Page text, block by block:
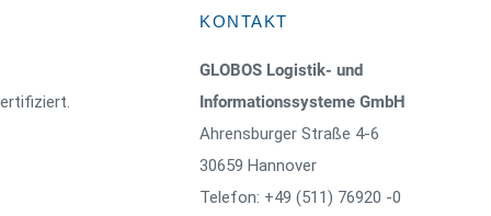
KONTAKT
GLOBOS Logistik- und
Informationssysteme GmbH
Ahrensburger Straße 4-6
30659 Hannover
Telefon: +49 (511) 76920 -0